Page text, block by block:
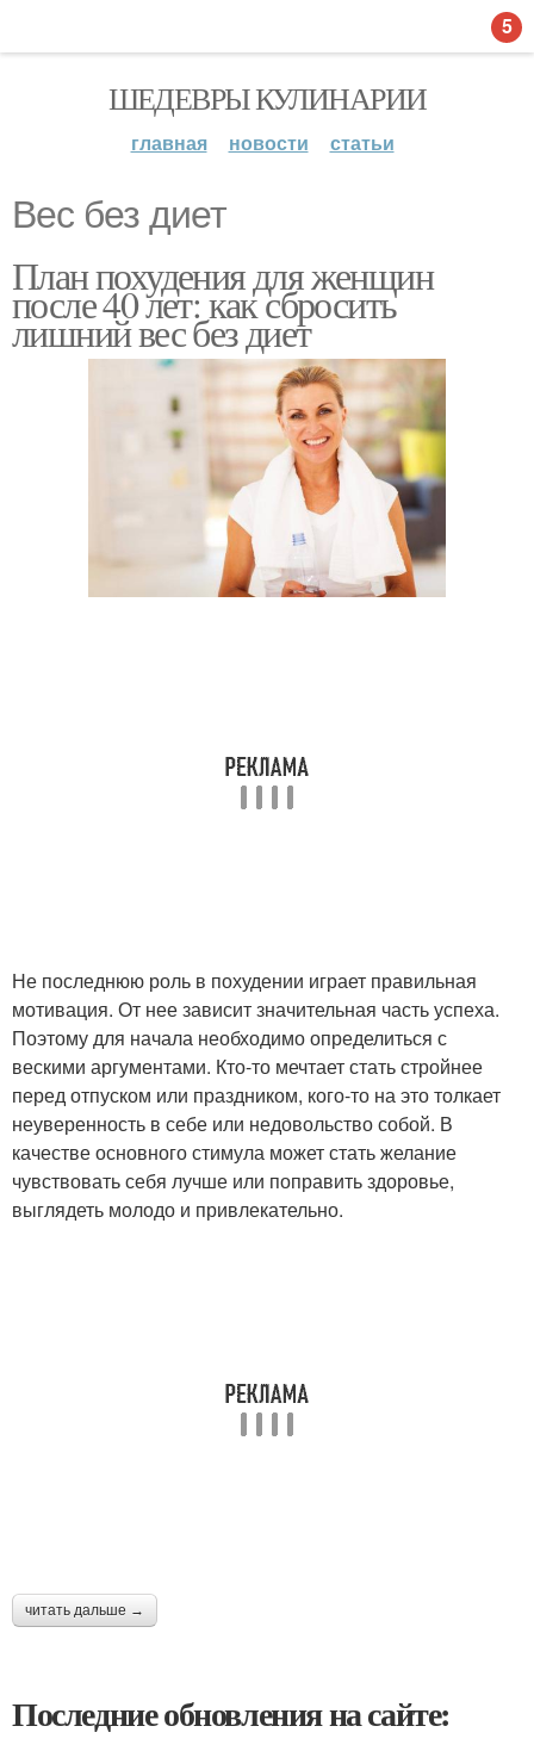
ШЕДЕВРЫ КУЛИНАРИИ
главная новости статьи
Вес без диет
План похудения для женщин
после 40 лет: как сбросить
лишний вес без диет
Не последнюю роль в похудении играет правильная
мотивация. От нее зависит значительная часть успеха.
Поэтому для начала необходимо определиться с
вескими аргументами. Кто-то мечтает стать стройнее
перед отпуском или праздником, кого-то на это толкает
неуверенность в себе или недовольство собой. В
качестве основного стимула может стать желание
чувствовать себя лучше или поправить здоровье,
выглядеть молодо и привлекательно.
читать дальше →
Последние обновления на сайте:
5